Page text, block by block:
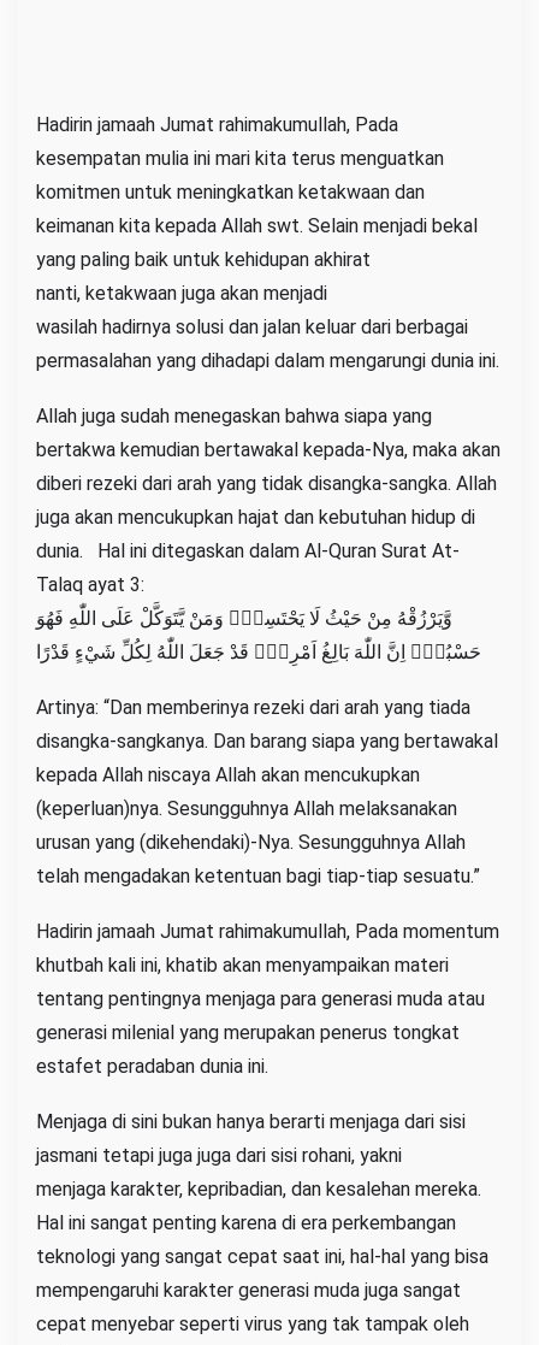
Hadirin jamaah Jumat rahimakumullah, Pada
kesempatan mulia ini mari kita terus menguatkan
komitmen untuk meningkatkan ketakwaan dan
keimanan kita kepada Allah swt. Selain menjadi bekal
yang paling baik untuk kehidupan akhirat
nanti, ketakwaan juga akan menjadi
wasilah hadirnya solusi dan jalan keluar dari berbagai
permasalahan yang dihadapi dalam mengarungi dunia ini.
Allah juga sudah menegaskan bahwa siapa yang
bertakwa kemudian bertawakal kepada-Nya, maka akan
diberi rezeki dari arah yang tidak disangka-sangka. Allah
juga akan mencukupkan hajat dan kebutuhan hidup di
dunia. Hal ini ditegaskan dalam Al-Quran Surat At-
Talaq ayat 3:
وَّيَرْزُقْهُ مِنْ حَيْثُ لَا يَحْتَسِبُۗ وَمَنْ يَّتَوَكَّلْ عَلَى اللّٰهِ فَهُوَ
حَسْبُهٗۗ اِنَّ اللّٰهَ بَالِغُ اَمْرِهٖۗ قَدْ جَعَلَ اللّٰهُ لِكُلِّ شَيْءٍ قَدْرًا
Artinya: “Dan memberinya rezeki dari arah yang tiada
disangka-sangkanya. Dan barang siapa yang bertawakal
kepada Allah niscaya Allah akan mencukupkan
(keperluan)nya. Sesungguhnya Allah melaksanakan
urusan yang (dikehendaki)-Nya. Sesungguhnya Allah
telah mengadakan ketentuan bagi tiap-tiap sesuatu.”
Hadirin jamaah Jumat rahimakumullah, Pada momentum
khutbah kali ini, khatib akan menyampaikan materi
tentang pentingnya menjaga para generasi muda atau
generasi milenial yang merupakan penerus tongkat
estafet peradaban dunia ini.
Menjaga di sini bukan hanya berarti menjaga dari sisi
jasmani tetapi juga juga dari sisi rohani, yakni
menjaga karakter, kepribadian, dan kesalehan mereka.
Hal ini sangat penting karena di era perkembangan
teknologi yang sangat cepat saat ini, hal-hal yang bisa
mempengaruhi karakter generasi muda juga sangat
cepat menyebar seperti virus yang tak tampak oleh